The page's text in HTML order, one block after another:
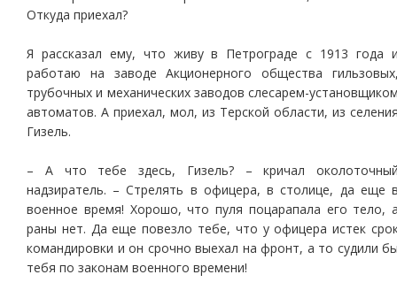
Откуда приехал?
Я рассказал ему, что живу в Петрограде с 1913 года
работаю на заводе Акционерного общества
трубочных и механических заводов слесарем-
автоматов. А приехал, мол, из Терской области, из
Гизель.
– А что тебе здесь, Гизель? – кричал
надзиратель. – Стрелять в офицера, в столице, да еще
военное время! Хорошо, что пуля поцарапала его тело,
раны нет. Да еще повезло тебе, что у офицера истек
командировки и он срочно выехал на фронт, а то судили
тебя по законам военного времени!